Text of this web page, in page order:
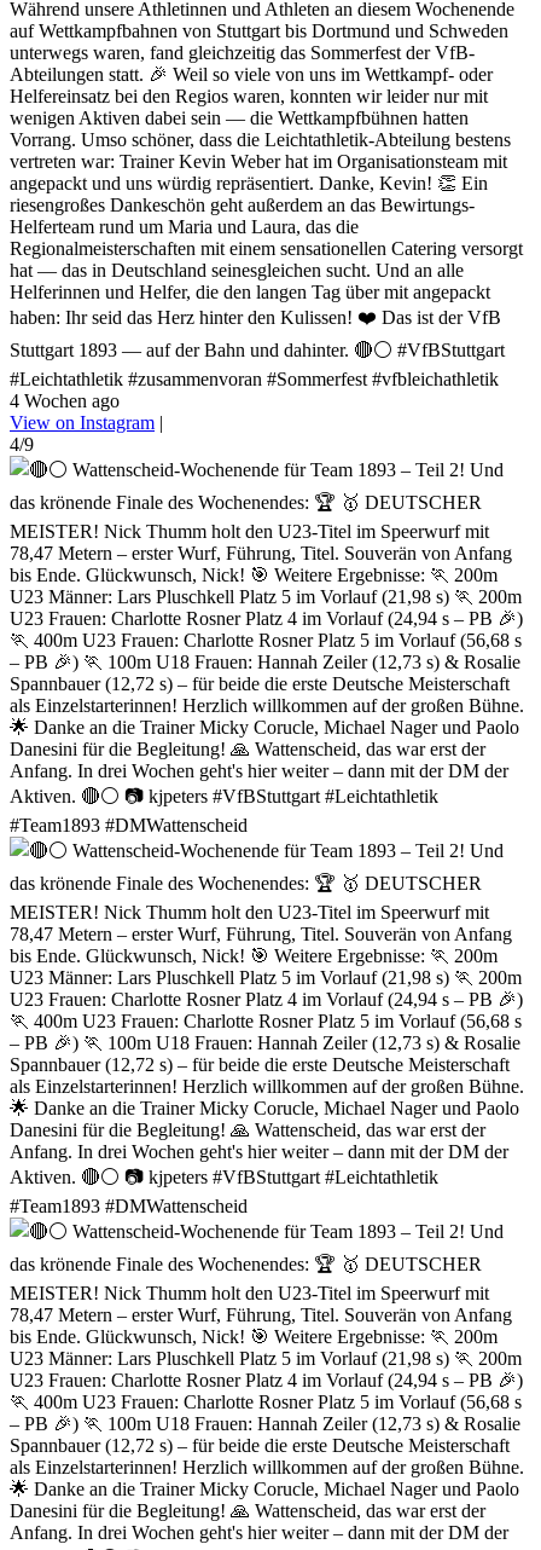
Während unsere Athletinnen und Athleten an diesem Wochenende
auf Wettkampfbahnen von Stuttgart bis Dortmund und Schweden
unterwegs waren, fand gleichzeitig das Sommerfest der VfB-
Abteilungen statt. 🎉 Weil so viele von uns im Wettkampf- oder
Helfereinsatz bei den Regios waren, konnten wir leider nur mit
wenigen Aktiven dabei sein — die Wettkampfbühnen hatten
Vorrang. Umso schöner, dass die Leichtathletik-Abteilung bestens
vertreten war: Trainer Kevin Weber hat im Organisationsteam mit
angepackt und uns würdig repräsentiert. Danke, Kevin! 👏 Ein
riesengroßes Dankeschön geht außerdem an das Bewirtungs-
Helferteam rund um Maria und Laura, das die
Regionalmeisterschaften mit einem sensationellen Catering versorgt
hat — das in Deutschland seinesgleichen sucht. Und an alle
Helferinnen und Helfer, die den langen Tag über mit angepackt
haben: Ihr seid das Herz hinter den Kulissen! ❤️ Das ist der VfB
Stuttgart 1893 — auf der Bahn und dahinter. 🔴⚪ #VfBStuttgart
#Leichtathletik #zusammenvoran #Sommerfest #vfbleichathletik
4 Wochen ago
View on Instagram |
4/9